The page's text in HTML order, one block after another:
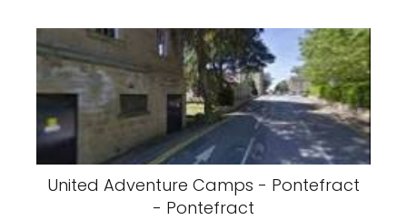
United Adventure Camps - Pontefract
- Pontefract